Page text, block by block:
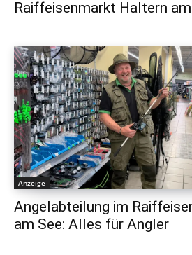
Raiffeisenmarkt Haltern
Anzeige
Angelabteilung im
am See: Alles für Angler